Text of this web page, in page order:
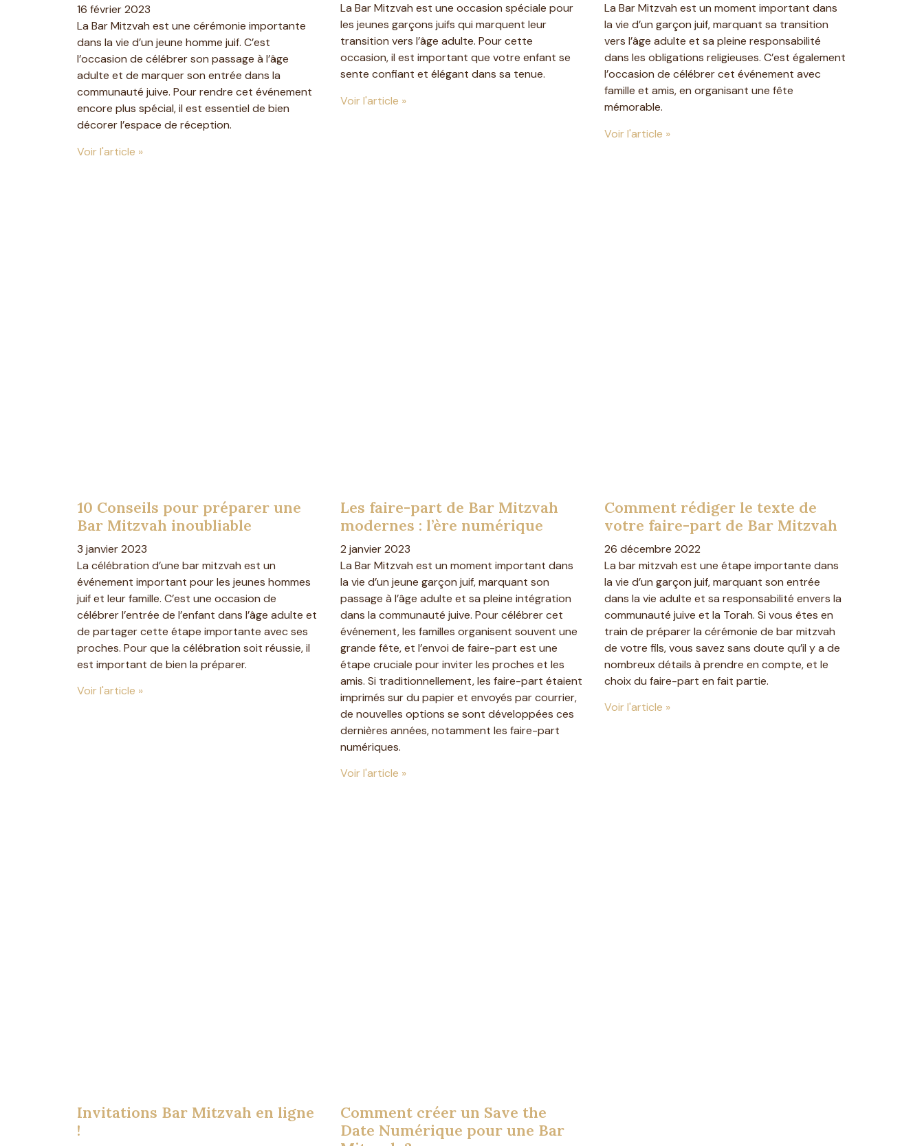
16 février 2023
La Bar Mitzvah est une cérémonie importante
dans la vie d’un jeune homme juif. C’est
l’occasion de célébrer son passage à l’âge
adulte et de marquer son entrée dans la
communauté juive. Pour rendre cet événement
encore plus spécial, il est essentiel de bien
décorer l’espace de réception.
Voir l'article »
La Bar Mitzvah est une occasion spéciale pour
les jeunes garçons juifs qui marquent leur
transition vers l’âge adulte. Pour cette
occasion, il est important que votre enfant se
sente confiant et élégant dans sa tenue.
Voir l'article »
La Bar Mitzvah est un moment important dans
la vie d’un garçon juif, marquant sa transition
vers l’âge adulte et sa pleine responsabilité
dans les obligations religieuses. C’est également
l’occasion de célébrer cet événement avec
famille et amis, en organisant une fête
mémorable.
Voir l'article »
10 Conseils pour préparer une
Bar Mitzvah inoubliable
3 janvier 2023
La célébration d’une bar mitzvah est un
événement important pour les jeunes hommes
juif et leur famille. C’est une occasion de
célébrer l’entrée de l’enfant dans l’âge adulte et
de partager cette étape importante avec ses
proches. Pour que la célébration soit réussie, il
est important de bien la préparer.
Voir l'article »
Les faire-part de Bar Mitzvah
modernes : l’ère numérique
2 janvier 2023
La Bar Mitzvah est un moment important dans
la vie d’un jeune garçon juif, marquant son
passage à l’âge adulte et sa pleine intégration
dans la communauté juive. Pour célébrer cet
événement, les familles organisent souvent une
grande fête, et l’envoi de faire-part est une
étape cruciale pour inviter les proches et les
amis. Si traditionnellement, les faire-part étaient
imprimés sur du papier et envoyés par courrier,
de nouvelles options se sont développées ces
dernières années, notamment les faire-part
numériques.
Voir l'article »
Comment rédiger le texte de
votre faire-part de Bar Mitzvah
26 décembre 2022
La bar mitzvah est une étape importante dans
la vie d’un garçon juif, marquant son entrée
dans la vie adulte et sa responsabilité envers la
communauté juive et la Torah. Si vous êtes en
train de préparer la cérémonie de bar mitzvah
de votre fils, vous savez sans doute qu’il y a de
nombreux détails à prendre en compte, et le
choix du faire-part en fait partie.
Voir l'article »
Invitations Bar Mitzvah en ligne
!
Comment créer un Save the
Date Numérique pour une Bar